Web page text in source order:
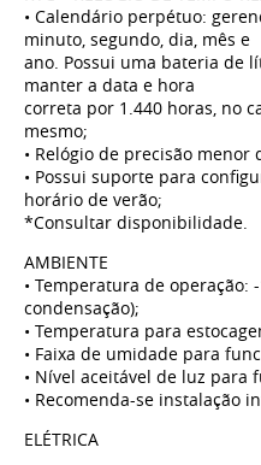
• Calendário perpétuo:
minuto, segundo, dia, mês e
ano. Possui uma bateria de
manter a data e hora
correta por 1.440 horas, no
mesmo;
• Relógio de precisão
• Possui suporte para
horário de verão;
*Consultar disponibilidade.
AMBIENTE
• Temperatura de operação: -
condensação);
• Temperatura para
• Faixa de umidade para
• Nível aceitável de luz para
• Recomenda-se instalação
ELÉTRICA